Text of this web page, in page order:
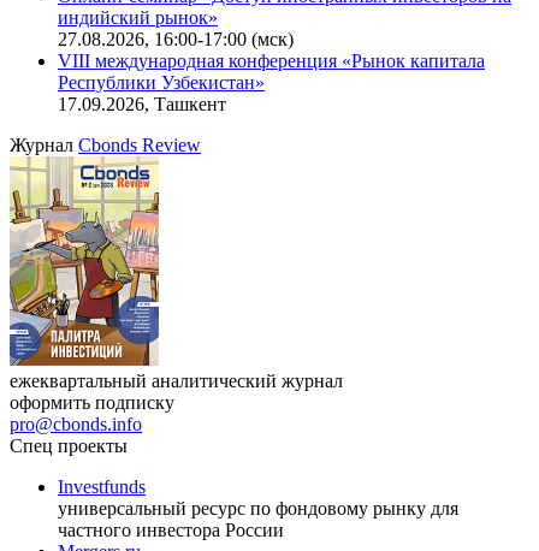
Онлайн-семинар «Новый стандарт инвестиций в
офисную недвижимость»
11.08.2026, 16:30-18:00 (мск)
Онлайн-семинар «Доступ иностранных инвесторов на
индийский рынок»
VIII международная конференция «Рынок капитала
Республики Узбекистан»
17.09.2026, Ташкент
ЖурналCbonds Review
ежеквартальный аналитический журнал
оформить подписку
pro@cbonds.info
Спец проекты